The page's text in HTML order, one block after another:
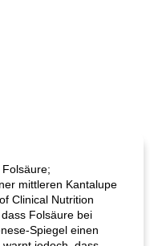
mittleren Kantalupe
Clinical Nutrition
Folsäure bei
Spiegel einen